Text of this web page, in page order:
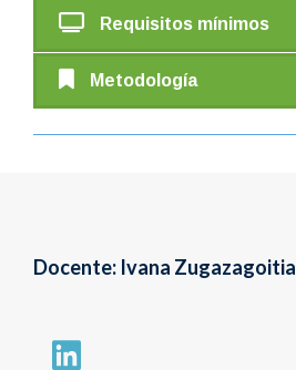
Requisitos mínimos
Metodología
Docente: Ivana Zugazagoitia